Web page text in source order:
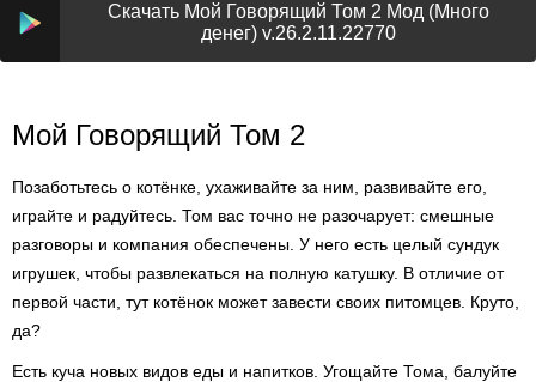
Скачать Мой Говорящий Том 2 Мод (Много
денег) v.26.2.11.22770
Мой Говорящий Том 2
Позаботьтесь о котёнке, ухаживайте за ним, развивайте его,
играйте и радуйтесь. Том вас точно не разочарует: смешные
разговоры и компания обеспечены. У него есть целый сундук
игрушек, чтобы развлекаться на полную катушку. В отличие от
первой части, тут котёнок может завести своих питомцев. Круто,
да?
Есть куча новых видов еды и напитков. Угощайте Тома, балуйте